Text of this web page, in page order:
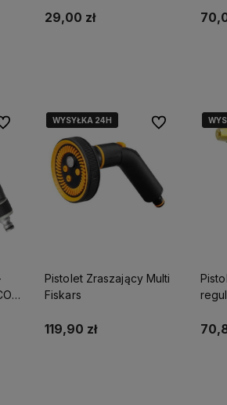
S101210254
29,00 zł
ulubionychWYSYŁKA 24H
WYSYŁKA 24H
Pistolet Zraszający Multi
Fiskars
119,90 zł
Do ulubionych